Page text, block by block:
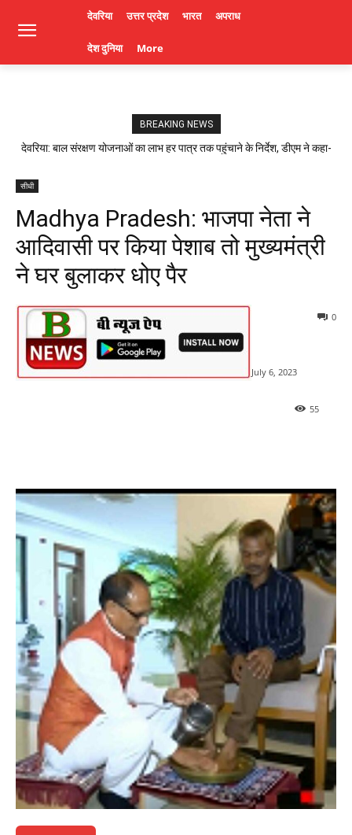
देवरिया उत्तर प्रदेश भारत अपराध
देश दुनिया More
BREAKING NEWS
देवरिया: बाल संरक्षण योजनाओं का लाभ हर पात्र तक पहुंचाने के निर्देश, डीएम ने कहा-
सीधी
Madhya Pradesh: भाजपा नेता ने
आदिवासी पर किया पेशाब तो मुख्यमंत्री
ने घर बुलाकर धोए पैर
July 6, 2023
0
55